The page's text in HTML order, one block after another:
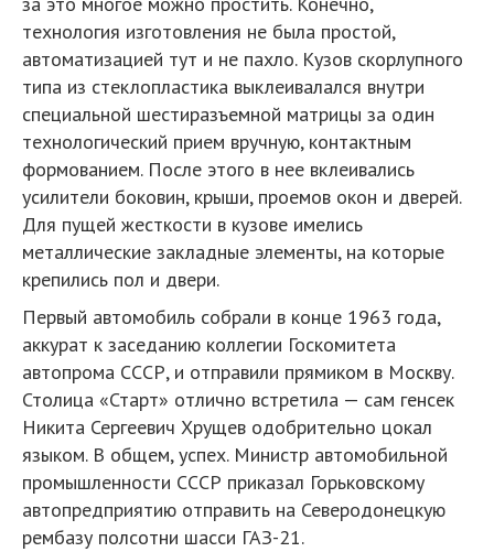
технология изготовления не была простой,
автоматизацией тут и не пахло. Кузов скорлупного
типа из стеклопластика выклеивалался внутри
специальной шестиразъемной матрицы за один
технологический прием вручную, контактным
формованием. После этого в нее вклеивались
усилители боковин, крыши, проемов окон и дверей.
Для пущей жесткости в кузове имелись
металлические закладные элементы, на которые
крепились пол и двери.
Первый автомобиль собрали в конце 1963 года,
аккурат к заседанию коллегии Госкомитета
автопрома СССР, и отправили прямиком в Москву.
Столица «Старт» отлично встретила — сам генсек
Никита Сергеевич Хрущев одобрительно цокал
языком. В общем, успех. Министр автомобильной
промышленности СССР приказал Горьковскому
автопредприятию отправить на Северодонецкую
рембазу полсотни шасси ГАЗ-21.